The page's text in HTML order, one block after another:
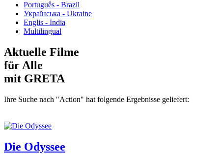
Português - Brazil
Українська - Ukraine
Englis - India
Multilingual
Aktuelle Filme
für Alle
mit GRETA
Ihre Suche nach "Action" hat folgende Ergebnisse geliefert:
Die Odyssee